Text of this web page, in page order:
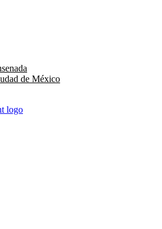
de México